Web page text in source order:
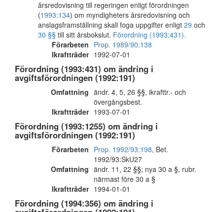
årsredovisning till regeringen enligt förordningen
(1993:134) om myndigheters årsredovisning och
anslagsframställning skall foga uppgifter enligt 29 och
30 §§ till sitt årsbokslut. Förordning (1993:431).
Förarbeten Prop. 1989/90:138
Ikraftträder 1992-07-01
Förordning (1993:431) om ändring i
avgiftsförordningen (1992:191)
Omfattning ändr. 4, 5, 26 §§, ikrafttr.- och
övergångsbest.
Ikraftträder 1993-07-01
Förordning (1993:1255) om ändring i
avgiftsförordningen (1992:191)
Förarbeten Prop. 1992/93:198, Bet.
1992/93:SkU27
Omfattning ändr. 11, 22 §§; nya 30 a §, rubr.
närmast före 30 a §
Ikraftträder 1994-01-01
Förordning (1994:356) om ändring i